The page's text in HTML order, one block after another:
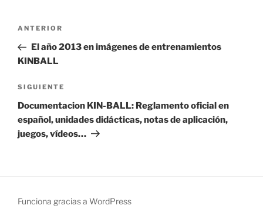
Navegación
entradas
Entrada
anterior:
ANTERIOR
El año 2013 en imágenes de entrenamientos
KINBALL
Siguiente
entrada
SIGUIENTE
Documentacion KIN-BALL: Reglamento oficial en
español, unidades didácticas, notas de aplicación,
juegos, vídeos…
Funciona gracias a WordPress